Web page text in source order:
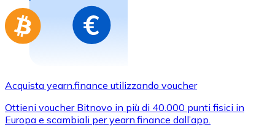
Acquista yearn.finance utilizzando voucher
Ottieni voucher Bitnovo in più di 40.000 punti fisici in
Europa e scambiali per yearn.finance dall’app.